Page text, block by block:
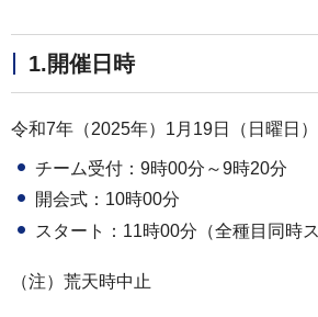
1.開催日時
令和7年（2025年）1月19日（日曜日）
チーム受付：9時00分～9時20分
開会式：10時00分
スタート：11時00分（全種目同時ス
（注）荒天時中止